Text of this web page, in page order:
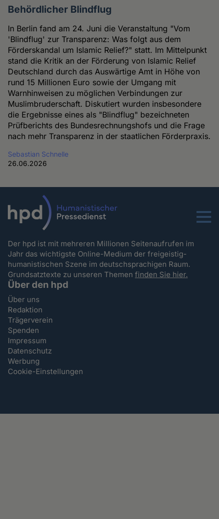
Behördlicher Blindflug
In Berlin fand am 24. Juni die Veranstaltung "Vom
'Blindflug' zur Transparenz: Was folgt aus dem
Förderskandal um Islamic Relief?" statt. Im Mittelpunkt
stand die Kritik an der Förderung von Islamic Relief
Deutschland durch das Auswärtige Amt in Höhe von
rund 15 Millionen Euro sowie der Umgang mit
Warnhinweisen zu möglichen Verbindungen zur
Muslimbruderschaft. Diskutiert wurden insbesondere
die Ergebnisse eines als "Blindflug" bezeichneten
Prüfberichts des Bundesrechnungshofs und die Frage
nach mehr Transparenz in der staatlichen Förderpraxis.
Sebastian Schnelle
26.06.2026
Menu
Der hpd ist mit mehreren Millionen Seitenaufrufen im
Jahr das wichtigste Online-Medium der freigeistig-
humanistischen Szene im deutschsprachigen Raum.
Grundsatztexte zu unseren Themenfinden Sie hier.
Über den hpd
Über uns
Redaktion
Trägerverein
Spenden
Impressum
Datenschutz
Werbung
Cookie-Einstellungen